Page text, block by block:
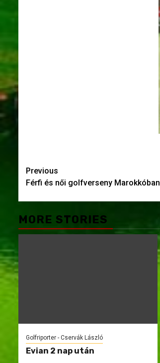
Post
navigation
Previous
Férfi és női golfverseny Marokkóban
MORE STORIES
Golfriporter - Cservák László
Evian 2 nap után